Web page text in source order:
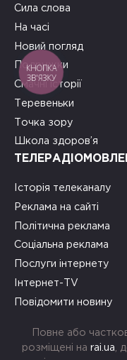
Сила слова
На часі
Новий погляд
Подружки
Смачні історії
Теревеньки
Точка зору
Школа здоров’я
Історія телеканалу
Реклама на сайті
Політична реклама
Соціальна реклама
Послуги інтернету
Інтернет-TV
Повідомити новину
Повне або
розміщені на rai.ua ,
КНОПКА
ЗВ'ЯЗКУ